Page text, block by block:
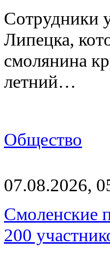
Сотрудники
Липецка,
смолянина
летний…
Общество
07.08.2026,
Смоленские
200